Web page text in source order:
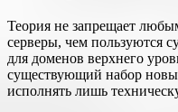
Теория не запрещает
серверы, чем пользуются
для доменов верхнего
существующий набор
исполнять лишь